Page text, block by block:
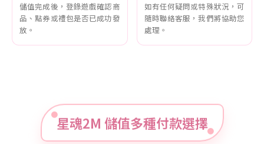
儲值完成後，登錄遊戲確認商
品、點券或禮包是否已成功發
放。
如有任何疑問或特殊狀況，可
隨時聯絡客服，我們將協助您
處理。
星魂2M 儲值多種付款選擇